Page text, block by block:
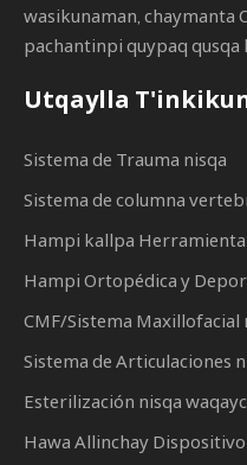
wasikunaman, chaymanta
pachantinpi quypaq qusqa
Utqaylla
Sistema de Trauma nisqa
Sistema de columna
Hampi kallpa Herramienta
Hampi Ortopédica y
CMF/Sistema Maxillofacial
Sistema de Articulaciones
Esterilización nisqa
Hawa Allinchay Dispositivo